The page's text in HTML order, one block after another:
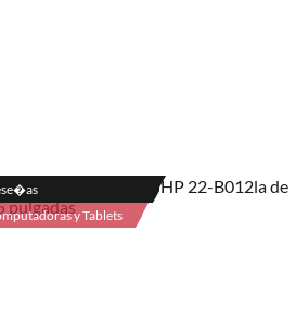
y Tablets